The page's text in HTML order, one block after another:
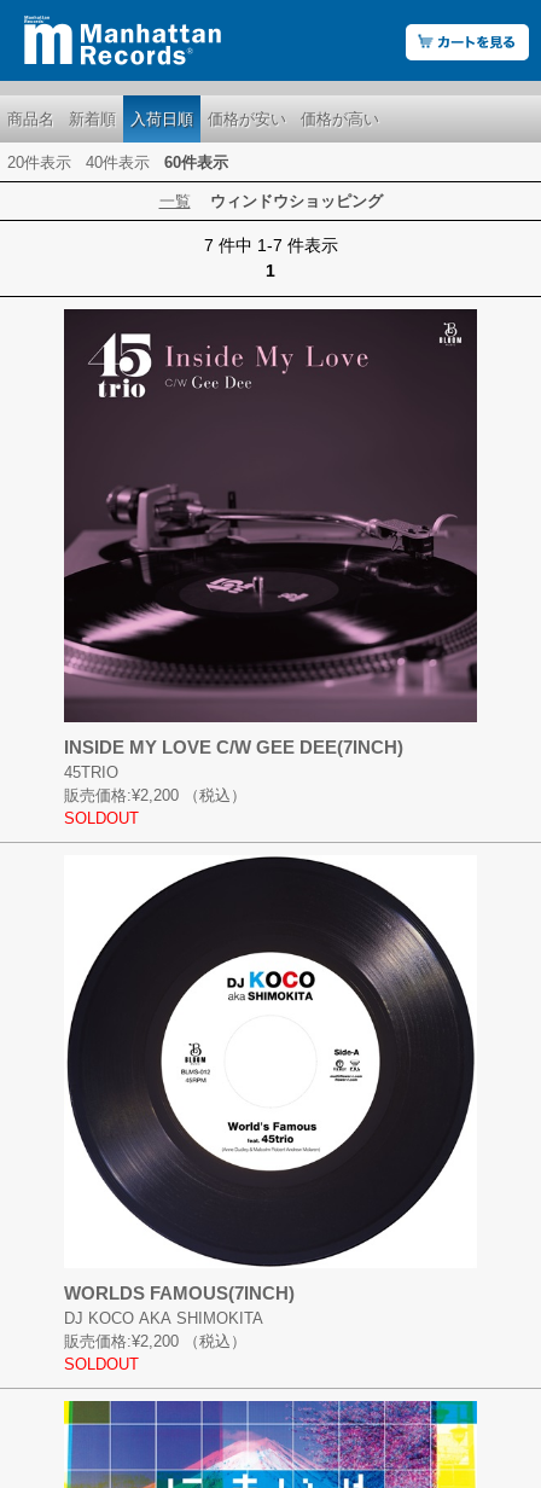
商品名 新着順 入荷日順 価格が安い 価格が高い
20件表示 40件表示 60件表示
一覧 ウィンドウショッピング
7 件中 1-7 件表示
1
INSIDE MY LOVE C/W GEE DEE(7INCH)
45TRIO
販売価格:¥2,200
（税込）
SOLDOUT
WORLDS FAMOUS(7INCH)
DJ KOCO AKA SHIMOKITA
販売価格:¥2,200
（税込）
SOLDOUT